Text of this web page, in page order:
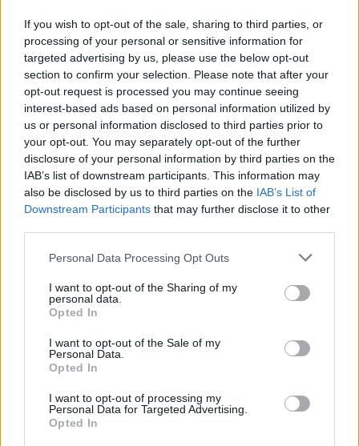
If you wish to opt-out of the sale, sharing to third parties, or
processing of your personal or sensitive information for
targeted advertising by us, please use the below opt-out
section to confirm your selection. Please note that after your
opt-out request is processed you may continue seeing
interest-based ads based on personal information utilized by
us or personal information disclosed to third parties prior to
your opt-out. You may separately opt-out of the further
disclosure of your personal information by third parties on the
IAB’s list of downstream participants. This information may
also be disclosed by us to third parties on the IAB’s List of
Downstream Participants that may further disclose it to other
Please note that this website/app uses one or more Google
not limited to your visit or usage behaviour. You may click to
grant or deny consent to Google and its third-party tags to
use your data for below specified purposes in below Google
consent section.
Personal Data Processing Opt Outs
I want to opt-out of the Sharing of my
personal data.
Opted In
I want to opt-out of the Sale of my
Personal Data.
Opted In
I want to opt-out of processing my
Personal Data for Targeted Advertising.
Opted In
τρόπος να κρυώσεις το κρασί
σου;